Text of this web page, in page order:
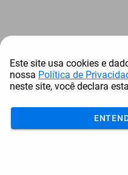
Este site usa cookies e
nossa Política de
neste site, você declara